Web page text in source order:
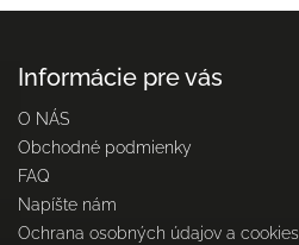
Informácie pre vás
O NÁS
Obchodné podmienky
FAQ
Napíšte nám
Ochrana osobných údajov a cookies